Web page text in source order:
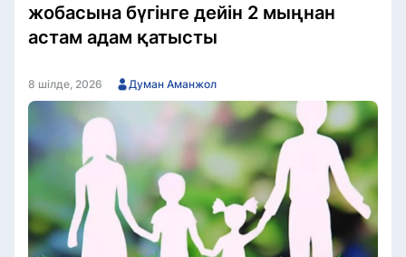
жобасына бүгінге дейін 2 мыңнан
астам адам қатысты
8 шілде, 2026 Думан Аманжол